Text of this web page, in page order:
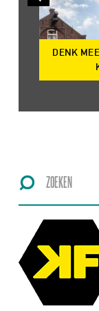
DENK